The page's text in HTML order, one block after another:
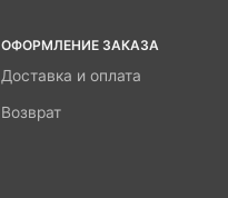
ОФОРМЛЕНИЕ ЗАКАЗА
Доставка и оплата
Возврат